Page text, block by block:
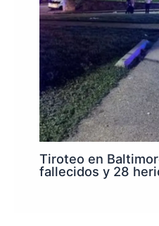
Tiroteo en
fallecidos y 28